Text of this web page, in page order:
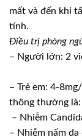
mất và đến khi
tính.
Ðiều trị phòng
– Người lớn: 2
– Trẻ em: 4-
thông thường là:
– Nhiễm
– Nhiễm nấm